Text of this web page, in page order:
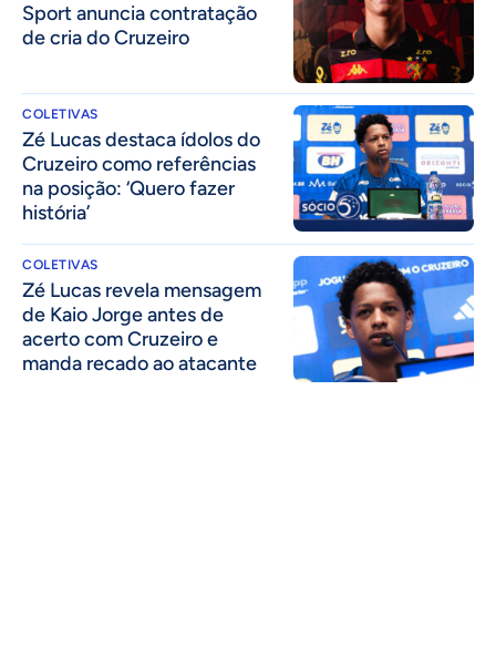
Sport anuncia contratação
de cria do Cruzeiro
COLETIVAS
Zé Lucas destaca ídolos do
Cruzeiro como referências
na posição: ‘Quero fazer
história’
COLETIVAS
Zé Lucas revela mensagem
de Kaio Jorge antes de
acerto com Cruzeiro e
manda recado ao atacante